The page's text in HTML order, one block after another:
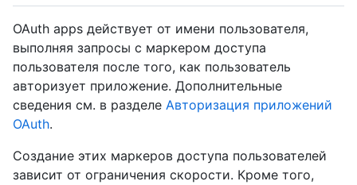
OAuth apps действует от имени пользователя,
выполняя запросы с маркером доступа
пользователя после того, как пользователь
авторизует приложение. Дополнительные
сведения см. в разделе Авторизация приложений
OAuth.
Создание этих маркеров доступа пользователей
зависит от ограничения скорости. Кроме того,